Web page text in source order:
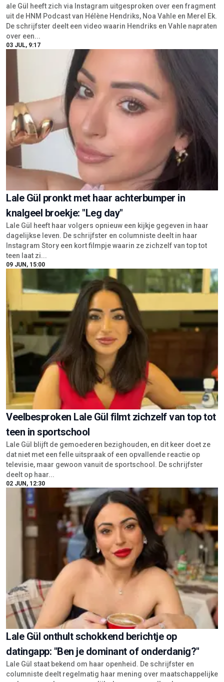
ale Gül heeft zich via Instagram uitgesproken over een fragment
uit de HNM Podcast van Hélène Hendriks, Noa Vahle en Merel Ek.
De schrijfster deelt een video waarin Hendriks en Vahle napraten
over een...
03 JUL, 9:17
Lale Gül pronkt met haar achterbumper in
knalgeel broekje: "Leg day"
Lale Gül heeft haar volgers opnieuw een kijkje gegeven in haar
dagelijkse leven. De schrijfster en columniste deelt in haar
Instagram Story een kort filmpje waarin ze zichzelf van top tot
teen laat zi...
09 JUN, 15:00
Veelbesproken Lale Gül filmt zichzelf van top tot
teen in sportschool
Lale Gül blijft de gemoederen bezighouden, en dit keer doet ze
dat niet met een felle uitspraak of een opvallende reactie op
televisie, maar gewoon vanuit de sportschool. De schrijfster
deelt op haar...
02 JUN, 12:30
Lale Gül onthult schokkend berichtje op
datingapp: "Ben je dominant of onderdanig?"
Lale Gül staat bekend om haar openheid. De schrijfster en
columniste deelt regelmatig haar mening over maatschappelijke